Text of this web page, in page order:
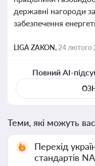
державні нагороди
забезпечення
LIGA ZAKON, 24 лютого
Повний AI-
Теми, які можуть
Перехід
стандартів